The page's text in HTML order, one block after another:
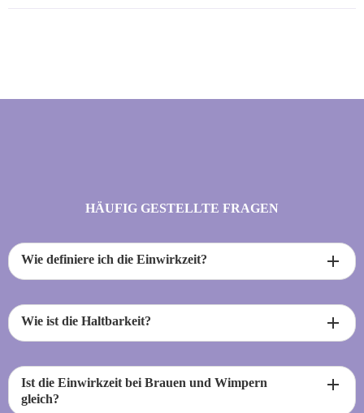
HÄUFIG GESTELLTE FRAGEN
Wie definiere ich die Einwirkzeit? add
Wie ist die Haltbarkeit? add
Ist die Einwirkzeit bei Brauen und Wimpern
gleich?
add